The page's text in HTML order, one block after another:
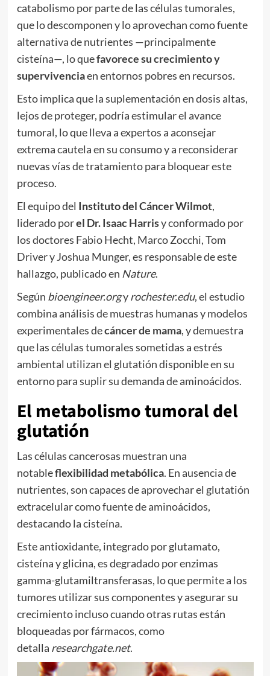
catabolismo por parte de las células tumorales,
que lo descomponen y lo aprovechan como fuente
alternativa de nutrientes —principalmente
cisteína—, lo quefavorece su crecimiento y
supervivenciaen entornos pobres en recursos.
Esto implica que la suplementación en dosis altas,
lejos de proteger, podría estimular el avance
tumoral, lo que lleva a expertos a aconsejar
extrema cautela en su consumo y a reconsiderar
nuevas vías de tratamiento para bloquear este
proceso.
El equipo del Instituto del Cáncer Wilmot,
liderado porel Dr. Isaac Harrisy conformado por
los doctores Fabio Hecht, Marco Zocchi, Tom
Driver y Joshua Munger, es responsable de este
hallazgo, publicado en Nature.
Según bioengineer.orgyrochester.edu, el estudio
combina análisis de muestras humanas y modelos
experimentales decáncer de mama, y demuestra
que las células tumorales sometidas a estrés
ambiental utilizan el glutatión disponible en su
entorno para suplir su demanda de aminoácidos.
El metabolismo tumoral del
glutatión
Las células cancerosas muestran una
notableflexibilidad metabólica. En ausencia de
nutrientes, son capaces de aprovechar el glutatión
extracelular como fuente de aminoácidos,
destacando la cisteína.
Este antioxidante, integrado por glutamato,
cisteína y glicina, es degradado por enzimas
gamma-glutamiltransferasas, lo que permite a los
tumores utilizar sus componentes y asegurar su
crecimiento incluso cuando otras rutas están
bloqueadas por fármacos, como
detalla researchgate.net.